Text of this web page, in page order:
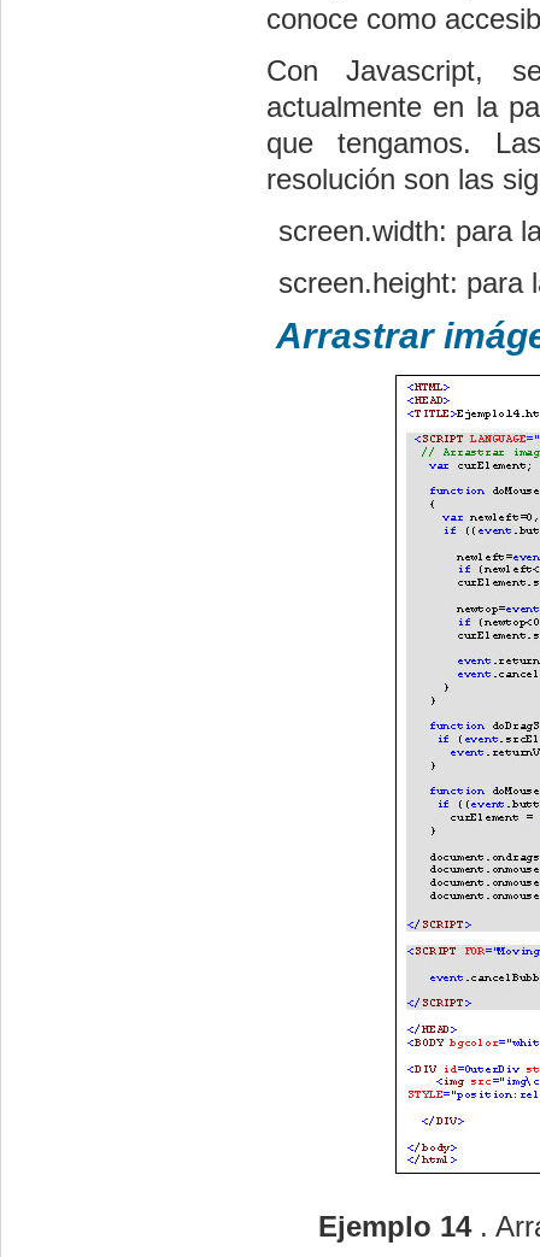
conoce como
Con Javascript,
actualmente en la
que tengamos.
resolución son las
screen.width: para
screen.height: para
Arrastrar
Ejemplo 14 .